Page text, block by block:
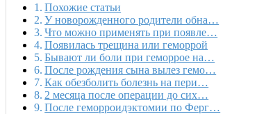
Похожие статьи
У новорожденного родители обна…
Что можно применять при появле…
Появилась трещина или геморрой
Бывают ли боли при геморрое на…
После рождения сына вылез гемо…
Как обезболить болезнь на пери…
2 месяца после операции до сих…
После геморроидэктомии по Ферг…